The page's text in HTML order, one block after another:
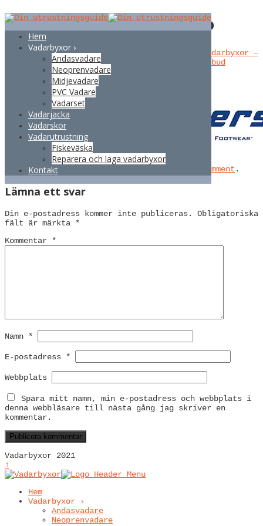
Hem
Vadarbyxor ›
Andasvadare
Neoprenvadare
Midjevadare
PVC Vadare
Vadarset
Vadarjacka
Vadarskor
Vadarutrustning
Fiskeväska
Reparera och laga vadarbyxor
Kontakt
Vadarbyxor – Korkers Logo
Publishedjanuari 9, 2017
Vadarbyxor –
Få tips och guidning i marknadens vadarbyxutbud
← Previous
Next →
Trackbacks are closed, but you can post a comment .
Lämna ett svar
Din e-postadress kommer inte publiceras.
Obligatoriska
fält är märkta *
Kommentar *
Namn *
E-postadress *
Webbplats
Spara mitt namn, min e-postadress och webbplats i
denna webbläsare till nästa gång jag skriver en
kommentar.
Vadarbyxor 2021
↑
Hem
Vadarbyxor ›
Andasvadare
Neoprenvadare